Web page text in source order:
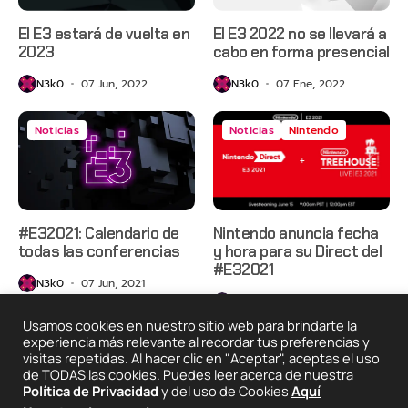
El E3 estará de vuelta en
2023
N3k0 07 Jun, 2022
El E3 2022 no se llevará a
cabo en forma presencial
N3k0 07 Ene, 2022
Noticias
#E32021: Calendario de
todas las conferencias
N3k0 07 Jun, 2021
Noticias Nintendo
Nintendo anuncia fecha
y hora para su Direct del
#E32021
2025 © Degeneraciónx.com | Anime, Games & Nothing
Else
Quiénes
Condiciones De Políticas De
Usamos cookies en nuestro sitio web para brindarte la
experiencia más relevante al recordar tus preferencias y
visitas repetidas. Al hacer clic en "Aceptar", aceptas el uso
de TODAS las cookies. Puedes leer acerca de nuestra
Política de Privacidad y del uso de Cookies Aquí